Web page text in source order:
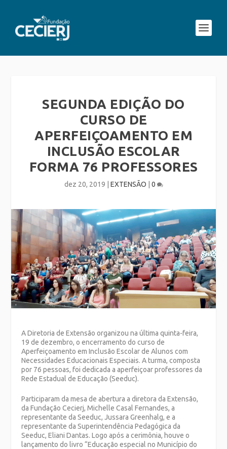
SEGUNDA EDIÇÃO DO
CURSO DE
APERFEIÇOAMENTO EM
INCLUSÃO ESCOLAR
FORMA 76 PROFESSORES
dez 20, 2019 EXTENSÃO 0
A Diretoria de Extensão organizou na última quinta-feira,
19 de dezembro, o encerramento do curso de
Aperfeiçoamento em Inclusão Escolar de Alunos com
Necessidades Educacionais Especiais. A turma, composta
por 76 pessoas, foi dedicada a aperfeiçoar professores da
Rede Estadual de Educação (Seeduc).
Participaram da mesa de abertura a diretora da Extensão,
da Fundação Cecierj, Michelle Casal Fernandes, a
representante da Seeduc, Jussara Greenhalg, e a
representante da Superintendência Pedagógica da
Seeduc, Eliani Dantas. Logo após a cerimônia, houve o
lançamento do livro “Educação especial no Município do